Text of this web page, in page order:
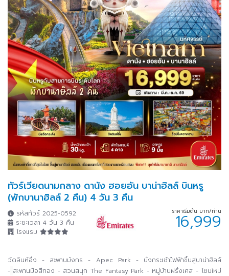
ทัวร์เวียดนามกลาง ดานัง ฮอยอัน บาน่าฮิลล์ บินหรู
(พักบานาฮิลล์ 2 คืน) 4 วัน 3 คืน
รหัสทัวร์ 2025-0592
ระยะเวลา 4 วัน 3 คืน
โรงแรม
ราคาเริ่มต้น บาท/ท่าน
16,999
วัดลินห์อึ่ง - สะพานมังกร - Apec Park - นั่งกระเช้าไฟฟ้าขึ้นสู่บาน่าฮิลล์
- สะพานมือสีทอง - สวนสนุก The Fantasy Park - หมู่บ้านฝรั่งเศส - โซนใหม่